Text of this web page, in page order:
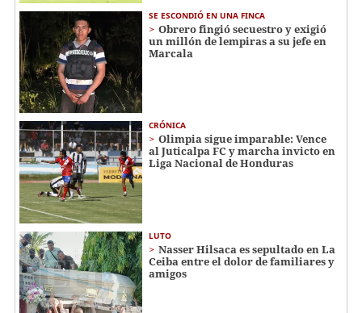
SE ESCONDIÓ EN UNA FINCA
Obrero fingió secuestro y exigió
un millón de lempiras a su jefe en
Marcala
CRÓNICA
Olimpia sigue imparable: Vence
al Juticalpa FC y marcha invicto en
Liga Nacional de Honduras
LUTO
Nasser Hilsaca es sepultado en La
Ceiba entre el dolor de familiares y
amigos